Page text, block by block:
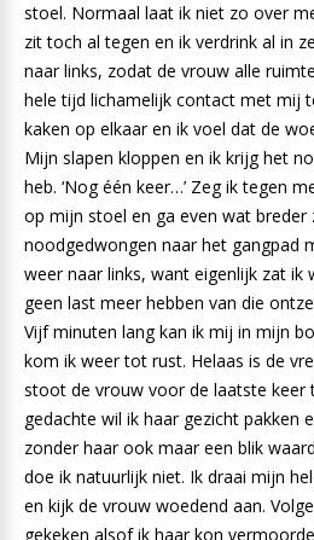
stoel. Normaal laat ik niet zo over
zit toch al tegen en ik verdrink al in
naar links, zodat de vrouw alle
hele tijd lichamelijk contact met mij
kaken op elkaar en ik voel dat de
Mijn slapen kloppen en ik krijg het
heb. ‘Nog één keer…’ Zeg ik tegen
op mijn stoel en ga even wat
noodgedwongen naar het gangpad
weer naar links, want eigenlijk zat ik
geen last meer hebben van die
Vijf minuten lang kan ik mij in mijn
kom ik weer tot rust. Helaas is de
stoot de vrouw voor de laatste keer
gedachte wil ik haar gezicht pakken
zonder haar ook maar een blik
doe ik natuurlijk niet. Ik draai mijn
en kijk de vrouw woedend aan.
gekeken alsof ik haar kon